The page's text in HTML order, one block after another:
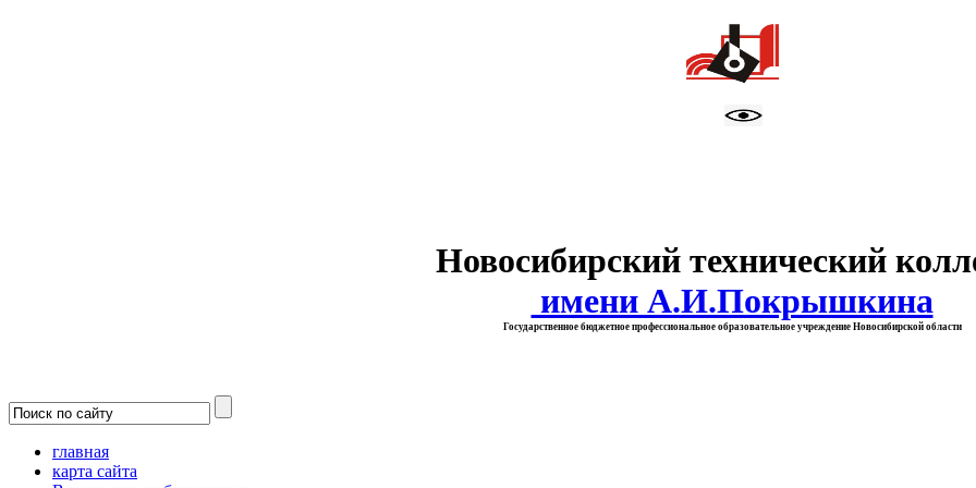
Новосибирский технический
имени А.И.Покрышкина
Государственное бюджетное профессиональное образовательное учреждение Новосибирской области
главная
карта сайта